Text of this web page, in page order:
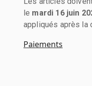
le mardi 16 juin
appliqués après la
Paiements